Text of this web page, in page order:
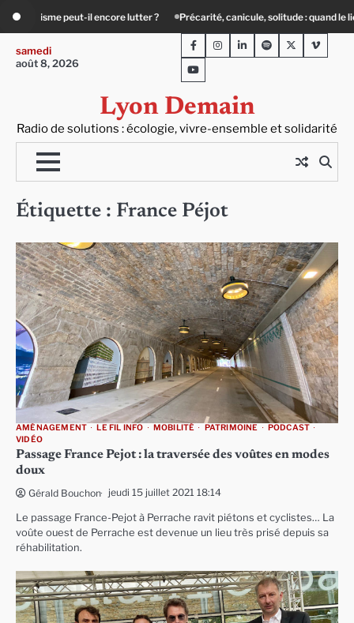
content
lutter ? Précarité, canicule, solitude : quand le lien social devient essentiel
samedi
août 8, 2026
Lyon Demain
Radio de solutions : écologie, vivre-ensemble et solidarité
FacebookInstagram
LinkedInSpotifyTwitterViméo
Youtube
Étiquette : France Péjot
AMÉNAGEMENT LE FIL INFO MOBILITÉ PATRIMOINE
PODCAST
VIDÉO
Passage France Pejot : la traversée des voûtes en modes
doux
Gérald Bouchon jeudi 15 juillet 2021 18:14
Le passage France-Pejot à Perrache ravit piétons et cyclistes… La
voûte ouest de Perrache est devenue un lieu très prisé depuis sa
réhabilitation.